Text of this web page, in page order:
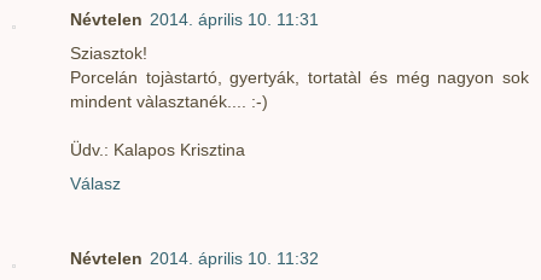
Névtelen 2014. április 10. 11:31
Sziasztok!
Porcelán tojàstartó, gyertyák, tortatàl és még nagyon sok
mindent vàlasztanék.... :-)
Üdv.: Kalapos Krisztina
Válasz
Névtelen 2014. április 10. 11:32